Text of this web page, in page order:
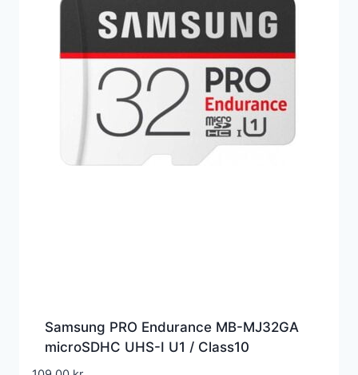
Samsung PRO Endurance MB-MJ32GA
microSDHC UHS-I U1 / Class10